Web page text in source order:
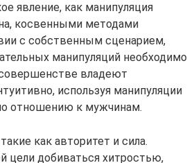
явление, как манипуляция
косвенными методами
с собственным сценарием,
манипуляций необходимо
владеют
используя манипуляции
отношению к мужчинам.
как авторитет и сила.
цели добиваться хитростью,